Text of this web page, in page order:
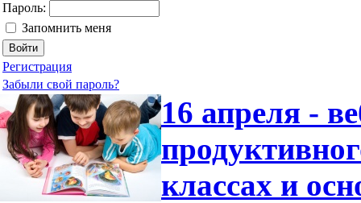
Пароль:
Запомнить меня
Регистрация
Забыли свой пароль?
16 апреля -
классах и